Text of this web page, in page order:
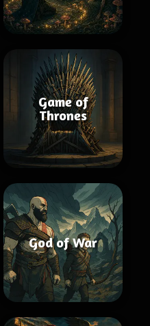
Game of
Thrones
God of War